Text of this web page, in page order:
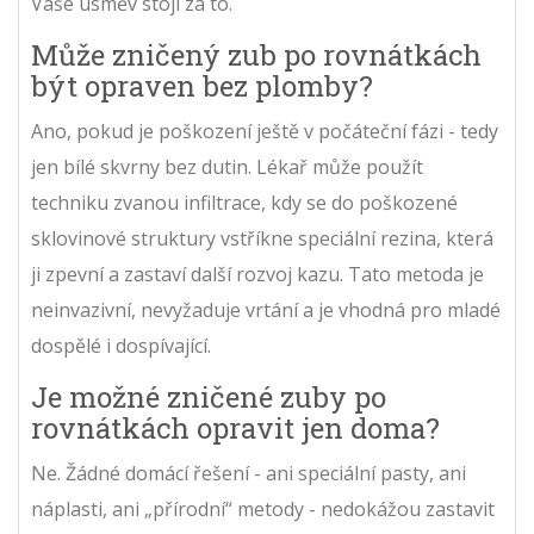
Může zničený zub po rovnátkách
být opraven bez plomby?
Ano, pokud je poškození ještě v počáteční fázi - tedy
jen bílé skvrny bez dutin. Lékař může použít
techniku zvanou infiltrace, kdy se do poškozené
sklovinové struktury vstříkne speciální rezina, která
ji zpevní a zastaví další rozvoj kazu. Tato metoda je
neinvazivní, nevyžaduje vrtání a je vhodná pro mladé
dospělé i dospívající.
Je možné zničené zuby po
rovnátkách opravit jen doma?
Ne. Žádné domácí řešení - ani speciální pasty, ani
náplasti, ani „přírodní“ metody - nedokážou zastavit